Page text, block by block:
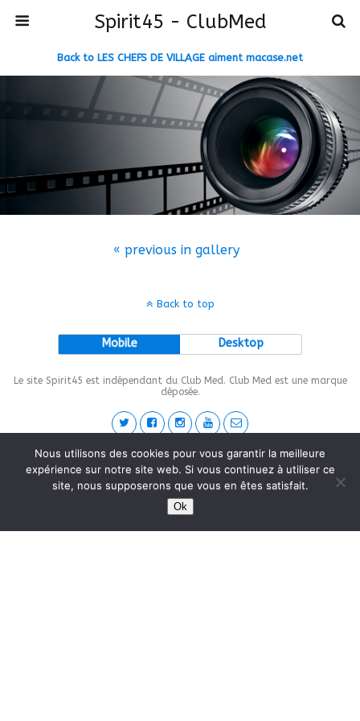
Spirit45 - ClubMed
Back to LES CHEFS DE VILLAGE aiment macase.net
« previous in gallery
Back to top
Mobile Desktop
Le site Spirit45 est indépendant du Club Med. Club Med est une marque
déposée.
This site is protected by wp-copyrightpro.com
Nous utilisons des cookies pour vous garantir la meilleure
expérience sur notre site web. Si vous continuez à utiliser ce
site, nous supposerons que vous en êtes satisfait.
Ok